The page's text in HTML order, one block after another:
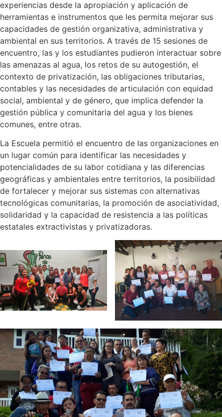
experiencias desde la apropiación y aplicación de
herramientas e instrumentos que les permita mejorar sus
capacidades de gestión organizativa, administrativa y
ambiental en sus territorios. A través de 15 sesiones de
encuentro, las y los estudiantes pudieron interactuar sobre
las amenazas al agua, los retos de su autogestión, el
contexto de privatización, las obligaciones tributarias,
contables y las necesidades de articulación con equidad
social, ambiental y de género, que implica defender la
gestión pública y comunitaria del agua y los bienes
comunes, entre otras.
La Escuela permitió el encuentro de las organizaciones en
un lugar común para identificar las necesidades y
potencialidades de su labor cotidiana y las diferencias
geográficas y ambientales entre territorios, la posibilidad
de fortalecer y mejorar sus sistemas con alternativas
tecnológicas comunitarias, la promoción de asociatividad,
solidaridad y la capacidad de resistencia a las políticas
estatales extractivistas y privatizadoras.